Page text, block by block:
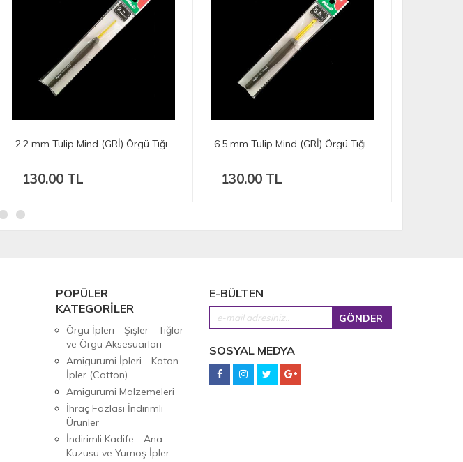
6.5 mm Tulip Mind (GRİ) Örgü Tığı
130.00 TL
3.25 mm Tulip Mind (GRİ) Örgü
130.00 TL
POPÜLER
KATEGORİLER
Örgü İpleri - Şişler - Tığlar
ve Örgü Aksesuarları
Amigurumi İpleri - Koton
İpler (Cotton)
Amigurumi Malzemeleri
İhraç Fazlası İndirimli
Ürünler
İndirimli Kadife - Ana
Kuzusu ve Yumoş İpler
E-BÜLTEN
SOSYAL MEDYA